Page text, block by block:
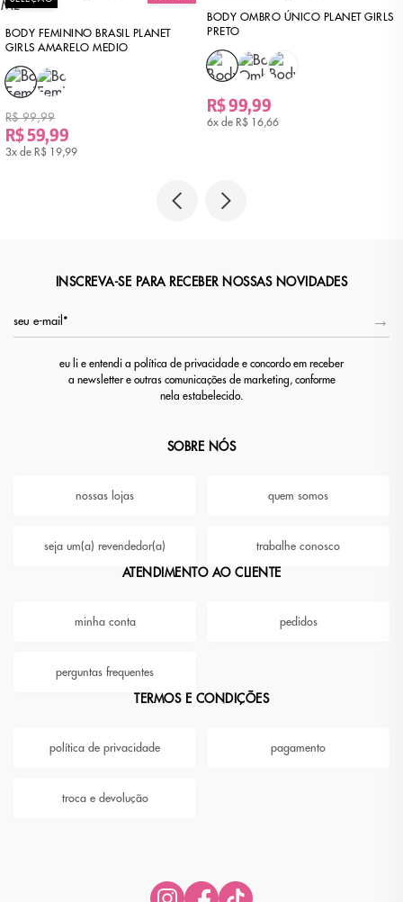
BODY FEMININO BRASIL PLANET
GIRLS AMARELO MEDIO
R$ 99,99
R$ 59,99
3x de R$ 19,99
BODY OMBRO ÚNICO PLANET GIRLS
PRETO
R$ 99,99
6x de R$ 16,66
INSCREVA-SE PARA RECEBER NOSSAS NOVIDADES
eu li e entendi a política de privacidade e concordo em receber
a newsletter e outras comunicações de marketing, conforme
nela estabelecido.
SOBRE NÓS
nossas lojas quem somos
seja um(a) revendedor(a) trabalhe conosco
ATENDIMENTO AO CLIENTE
minha conta pedidos
perguntas frequentes
TERMOS E CONDIÇÕES
política de privacidade pagamento
troca e devolução